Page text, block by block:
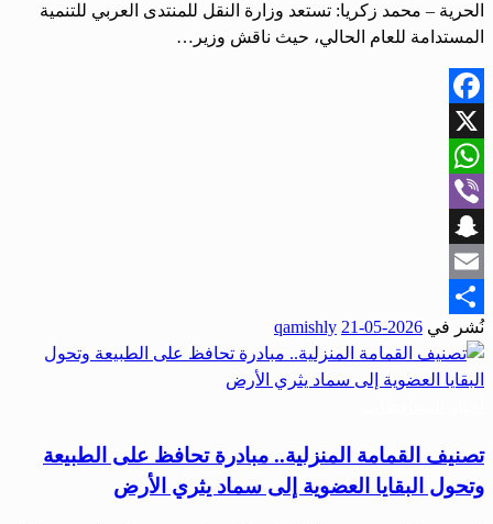
الحرية – محمد زكريا: تستعد وزارة النقل للمنتدى العربي للتنمية
المستدامة للعام الحالي، حيث ناقش وزير…
Facebook
X
WhatsApp
Viber
Snapchat
Email
Share
نُشر في 2026-05-21
qamishly
تصنيف القمامة المنزلية.. مبادرة تحافظ على الطبيعة
وتحول البقايا العضوية إلى سماد يثري الأرض